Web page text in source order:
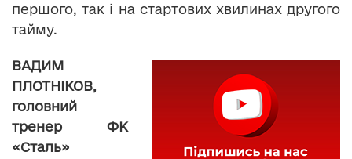
першого, так і на стартових хвилинах другого
тайму.
ВАДИМ
ПЛОТНІКОВ,
головний
тренер ФК
«Сталь»